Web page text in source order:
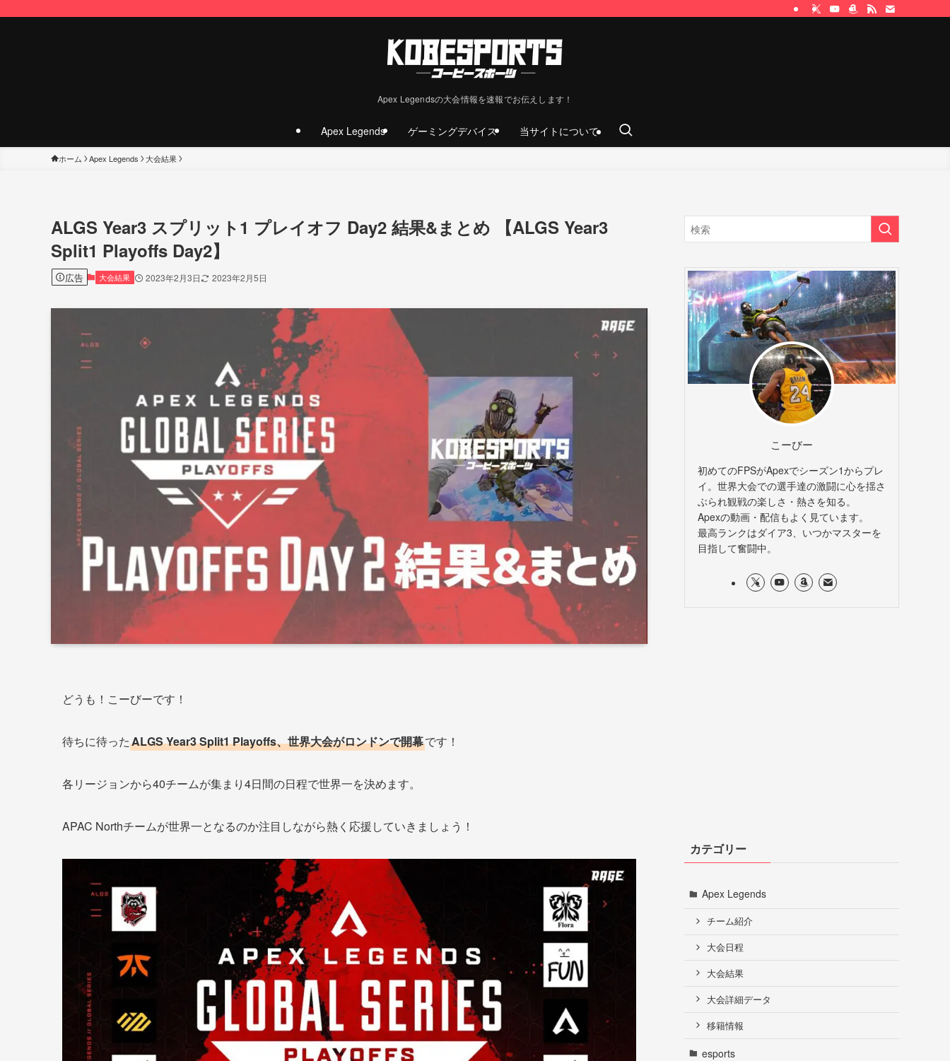
Apex Legendsの大会情報を速報でお伝えします！
Apex Legends ゲーミングデバイス 当サイトについて
ホーム Apex Legends 大会結果
ALGS Year3 スプリット1 プレイオフ Day2 結果&まとめ 【ALGS Year3
Split1 Playoffs Day2】
広告 大会結果 2023年2月3日 2023年2月5日
どうも！こーびーです！
待ちに待ったALGS Year3 Split1 Playoffs、世界大会がロンドンで開幕です！
各リージョンから40チームが集まり4日間の日程で世界一を決めます。
APAC Northチームが世界一となるのか注目しながら熱く応援していきましょう！
こーびー
初めてのFPSがApexでシーズン1からプレ
イ。世界大会での選手達の激闘に心を揺さ
ぶられ観戦の楽しさ・熱さを知る。
Apexの動画・配信もよく見ています。
最高ランクはダイア3、いつかマスターを
目指して奮闘中。
カテゴリー
Apex Legends
チーム紹介
大会日程
大会結果
大会詳細データ
移籍情報
esports